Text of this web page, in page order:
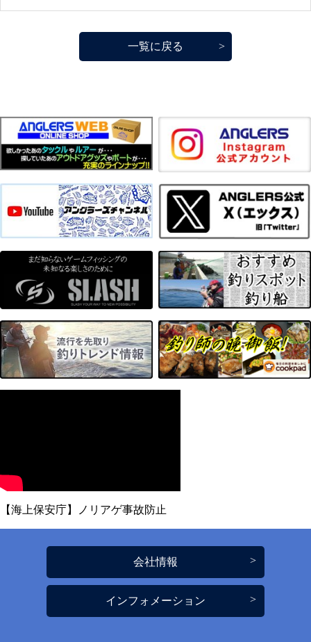
一覧に戻る
【海上保安庁】ノリアゲ事故防止
会社情報
インフォメーション